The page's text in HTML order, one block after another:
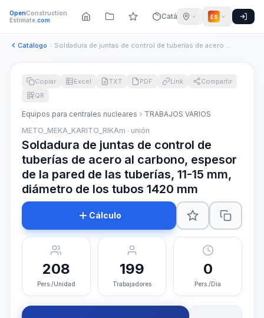
OpenConstruction
Estimate.com Catálogo ES
Catálogo Soldadura de juntas de control de tuberías de acero al carbo...
Copiar Excel TXT PDF Link
Compartir
QR
Equipos para centrales nucleares
TRABAJOS VARIOS
METO_MEKA_KARITO_RIKAm · unión
Soldadura de juntas de control de
tuberías de acero al carbono, espesor
de la pared de las tuberías, 11-15 mm,
diámetro de los tubos 1420 mm
Cálculo
208
Pers./Unidad
199
Trabajadores
0
Pers./Día